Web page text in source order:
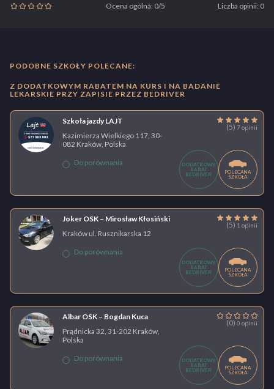
Ocena ogólna: 0/5 Liczba opinii: 0
PODOBNE SZKOŁY POLECANE:
Z DODATKOWYM RABATEM NA KURS I NA BADANIE
LEKARSKIE PRZY ZAPISIE PRZEZ BEDRIVER
Szkoła jazdy LAJT
(5) 7 opinii
Kazimierza Wielkiego 117, 30-
082 Kraków, Polska
Do porównania
DODATKOWY
RABAT
BEDRIVER
POLECANA
SZKOŁA
Joker OSK – Mirosław Kłosiński
(5) 1 opinii
Kraków ul. Rusznikarska 12
Do porównania
DODATKOWY
RABAT
BEDRIVER
POLECANA
SZKOŁA
Albar OSK – Bogdan Kuca
(0) 0 opinii
Prądnicka 32, 31-202 Kraków,
Polska
Do porównania
DODATKOWY
RABAT
BEDRIVER
POLECANA
SZKOŁA